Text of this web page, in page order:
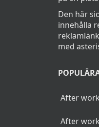
Den här
innehålla
med
After
After